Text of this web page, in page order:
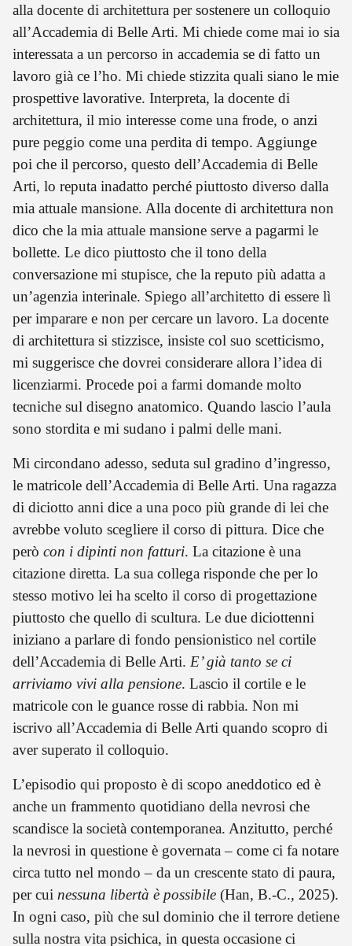
alla docente di architettura per sostenere un colloquio
all’Accademia di Belle Arti. Mi chiede come mai io sia
interessata a un percorso in accademia se di fatto un
lavoro già ce l’ho. Mi chiede stizzita quali siano le mie
prospettive lavorative. Interpreta, la docente di
architettura, il mio interesse come una frode, o anzi
pure peggio come una perdita di tempo. Aggiunge
poi che il percorso, questo dell’Accademia di Belle
Arti, lo reputa inadatto perché piuttosto diverso dalla
mia attuale mansione. Alla docente di architettura non
dico che la mia attuale mansione serve a pagarmi le
bollette. Le dico piuttosto che il tono della
conversazione mi stupisce, che la reputo più adatta a
un’agenzia interinale. Spiego all’architetto di essere lì
per imparare e non per cercare un lavoro. La docente
di architettura si stizzisce, insiste col suo scetticismo,
mi suggerisce che dovrei considerare allora l’idea di
licenziarmi. Procede poi a farmi domande molto
tecniche sul disegno anatomico. Quando lascio l’aula
sono stordita e mi sudano i palmi delle mani.
Mi circondano adesso, seduta sul gradino d’ingresso,
le matricole dell’Accademia di Belle Arti. Una ragazza
di diciotto anni dice a una poco più grande di lei che
avrebbe voluto scegliere il corso di pittura. Dice che
però con i dipinti non fatturi. La citazione è una
citazione diretta. La sua collega risponde che per lo
stesso motivo lei ha scelto il corso di progettazione
piuttosto che quello di scultura. Le due diciottenni
iniziano a parlare di fondo pensionistico nel cortile
dell’Accademia di Belle Arti. E’ già tanto se ci
arriviamo vivi alla pensione. Lascio il cortile e le
matricole con le guance rosse di rabbia. Non mi
iscrivo all’Accademia di Belle Arti quando scopro di
aver superato il colloquio.
L’episodio qui proposto è di scopo aneddotico ed è
anche un frammento quotidiano della nevrosi che
scandisce la società contemporanea. Anzitutto, perché
la nevrosi in questione è governata – come ci fa notare
circa tutto nel mondo – da un crescente stato di paura,
per cui nessuna libertà è possibile (Han, B.-C., 2025).
In ogni caso, più che sul dominio che il terrore detiene
sulla nostra vita psichica, in questa occasione ci